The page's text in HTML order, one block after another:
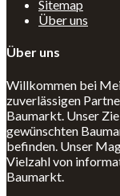
Sitemap
Über uns
Über uns
Willkommen bei
zuverlässigen
Baumarkt. Unser
gewünschten
befinden. Unser
Vielzahl von
Baumarkt.